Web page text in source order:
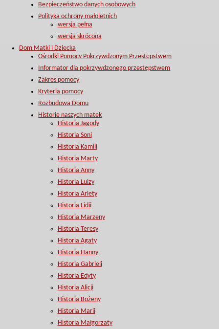
Bezpieczeństwo danych osobowych
Polityka ochrony małoletnich
wersja pełna
wersja skrócona
Dom Matki i Dziecka
Ośrodki Pomocy Pokrzywdzonym Przestępstwem
Informator dla pokrzywdzonego przestępstwem
Zakres pomocy
Kryteria pomocy
Rozbudowa Domu
Historie naszych matek
Historia Jagody
Historia Soni
Historia Kamili
Historia Marty
Historia Anny
Historia Luizy
Historia Arlety
Historia Lidii
Historia Marzeny
Historia Teresy
Historia Agaty
Historia Hanny
Historia Gabrieli
Historia Edyty
Historia Alicji
Historia Bożeny
Historia Marii
Historia Małgorzaty